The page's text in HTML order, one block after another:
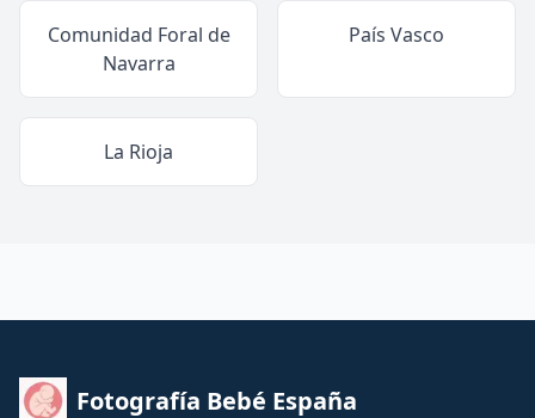
Comunidad Foral de
Navarra
País Vasco
La Rioja
Fotografía Bebé España